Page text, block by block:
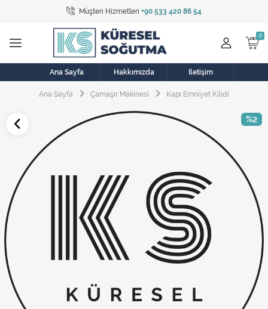
Müşteri Hizmetleri +90 533 420 86 54
Tüm Kategoriler
Bulaşık Makinesi
Buzdolabı
Çamaşır Kurutma Makinesi
Elektrikli Aksamlar
Elektrikli Süpürge
Fan
Fırın, Ocak ve Aspiratör
Klima
Ana Sayfa Hakkımızda İletişim
Ana Sayfa Çamaşır Makinesi Kapı Emniyet Kilidi
%2